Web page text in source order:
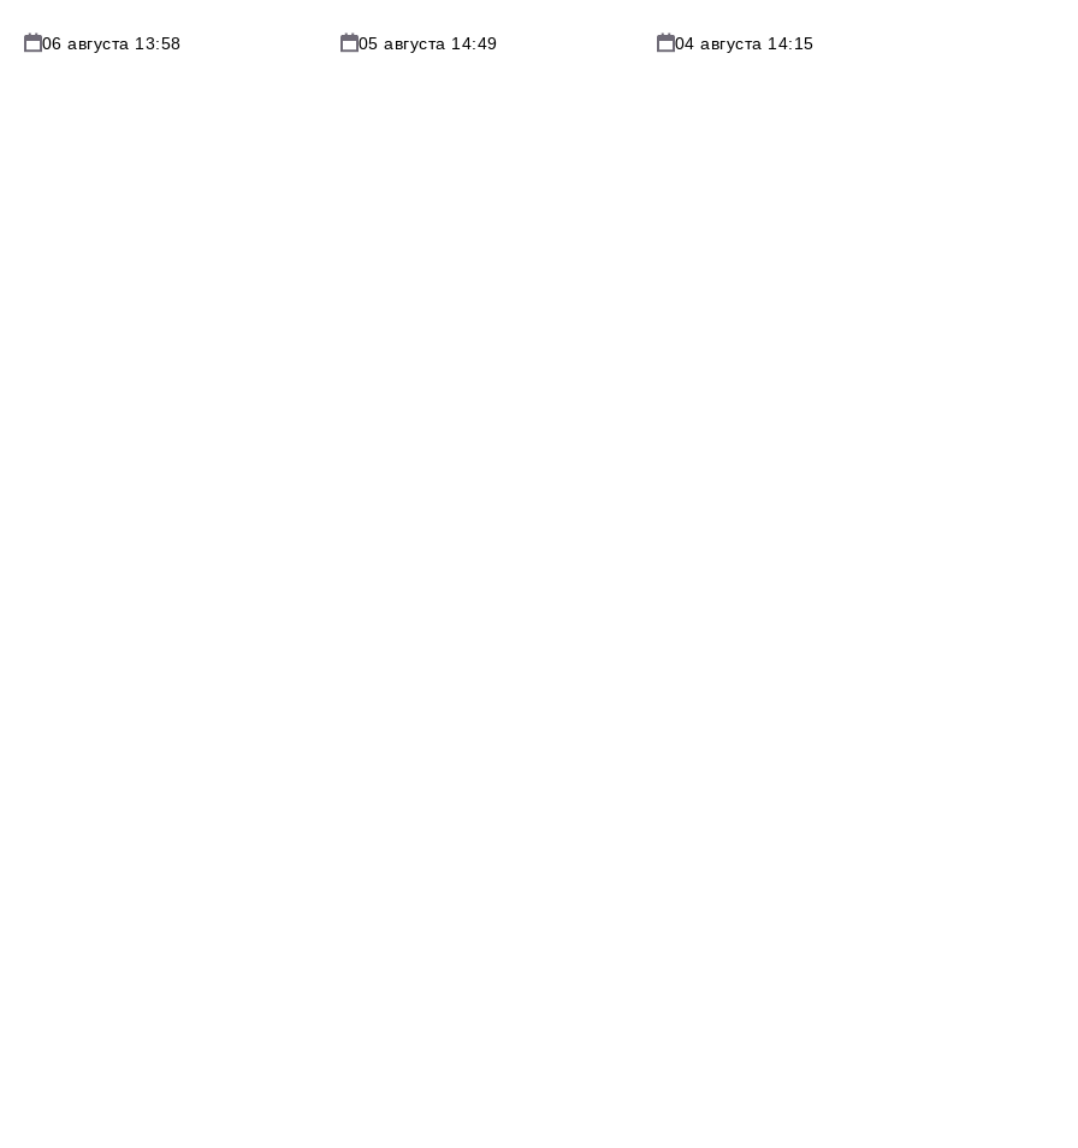
06 августа 13:58 05 августа 14:49 04 августа 14:15